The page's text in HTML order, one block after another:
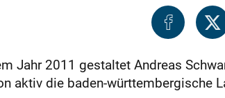
Jahr 2011 gestaltet Andreas
aktiv die baden-württembergische